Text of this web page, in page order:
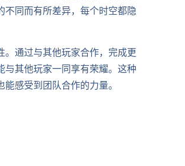
同而有所差异，每个时空都隐
通过与其他玩家合作，完成更
其他玩家一同享有荣耀。这种
感受到团队合作的力量。